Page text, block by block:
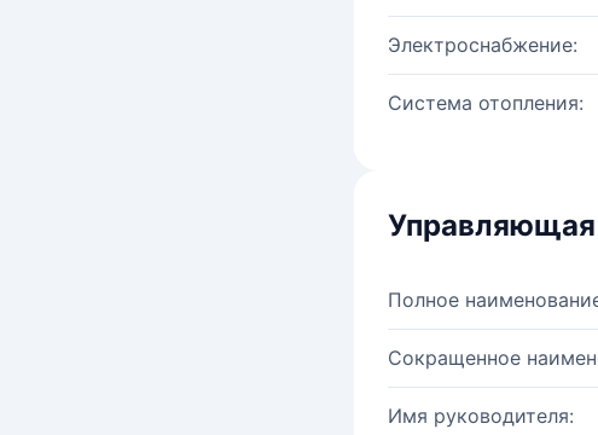
Электроснабжение:
Система отопления:
Управляющая
Полное
Сокращенное
Имя руководителя: